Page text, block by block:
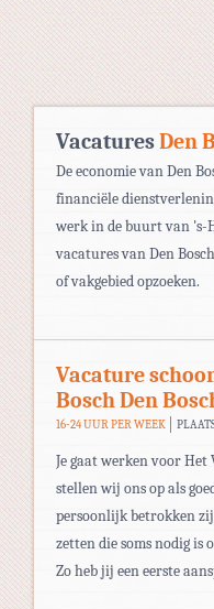
VacaturesDen
De economie van Den
financiële
werk in de buurt van 's-
vacatures van Den
of vakgebied opzoeken.
Vacature
Bosch Den
16-24 UUR PER WEEK
Je gaat werken voor
stellen wij ons op als
persoonlijk betrokken
zetten die soms nodig
Zo heb jij een eerste